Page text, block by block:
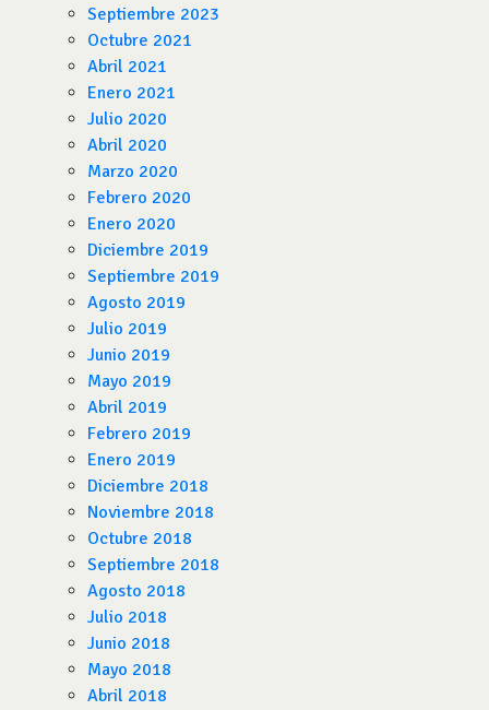
Septiembre 2023
Octubre 2021
Abril 2021
Enero 2021
Julio 2020
Abril 2020
Marzo 2020
Febrero 2020
Enero 2020
Diciembre 2019
Septiembre 2019
Agosto 2019
Julio 2019
Junio 2019
Mayo 2019
Abril 2019
Febrero 2019
Enero 2019
Diciembre 2018
Noviembre 2018
Octubre 2018
Septiembre 2018
Agosto 2018
Julio 2018
Junio 2018
Mayo 2018
Abril 2018